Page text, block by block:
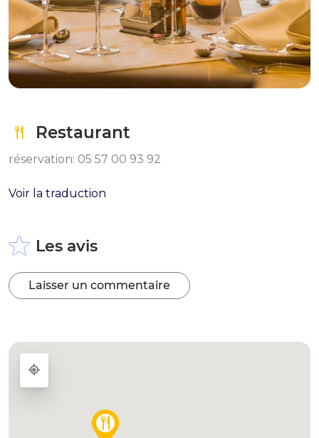
Restaurant
réservation: 05 57 00 93 92
Voir la traduction
Les avis
Laisser un commentaire